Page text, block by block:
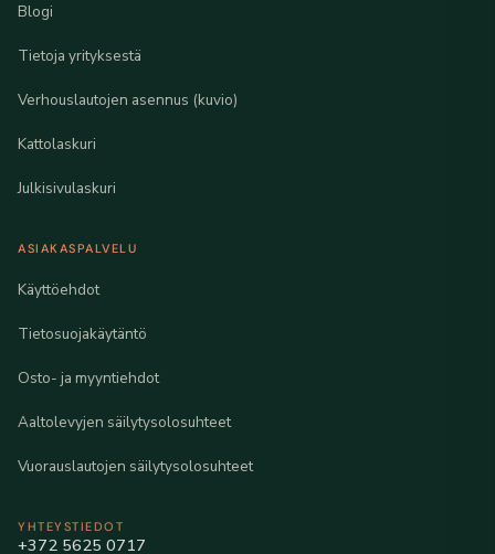
Blogi
Tietoja yrityksestä
Verhouslautojen asennus (kuvio)
Kattolaskuri
Julkisivulaskuri
ASIAKASPALVELU
Käyttöehdot
Tietosuojakäytäntö
Osto- ja myyntiehdot
Aaltolevyjen säilytysolosuhteet
Vuorauslautojen säilytysolosuhteet
YHTEYSTIEDOT
+372 5625 0717